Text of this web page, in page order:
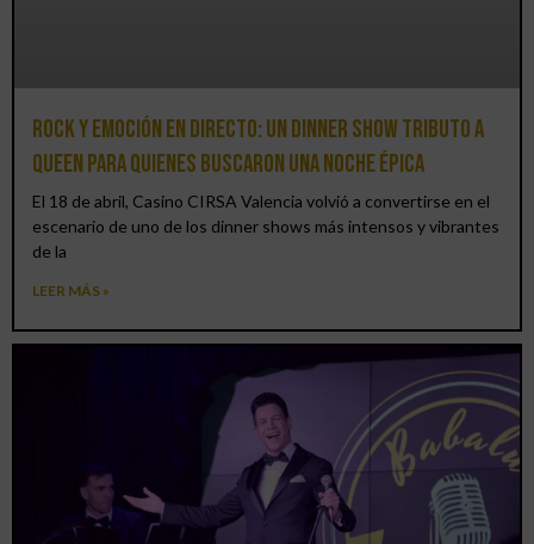
Rock y emoción en directo: un Dinner Show Tributo a
Queen para quienes buscaron una noche épica
El 18 de abril, Casino CIRSA Valencia volvió a convertirse en el
escenario de uno de los dinner shows más intensos y vibrantes
de la
LEER MÁS »